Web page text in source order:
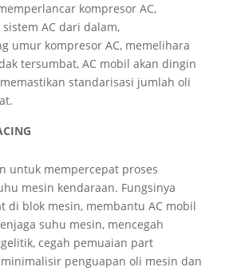
kompresor AC,
AC dari dalam,
umur kompresor AC, memelihara
tersumbat, AC mobil akan dingin
standarisasi jumlah oli
untuk mempercepat proses
mesin kendaraan. Fungsinya
di blok mesin, membantu AC mobil
suhu mesin, mencegah
cegah pemuaian part
penguapan oli mesin dan